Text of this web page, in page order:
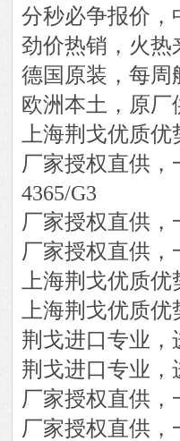
分秒必争报价，
劲价热销，火热
德国原装，每周
欧洲本土，原厂
上海荆戈优质
厂家授权直供
4365/G3
厂家授权直供
厂家授权直供
上海荆戈优质
上海荆戈优质
荆戈进口专业，
荆戈进口专业，
厂家授权直供
厂家授权直供